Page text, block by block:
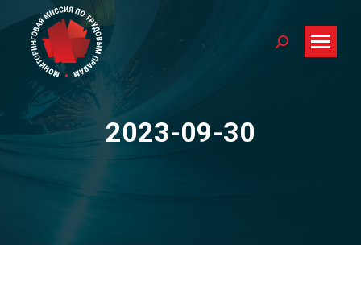
Search:
2023-09-30
You are here: